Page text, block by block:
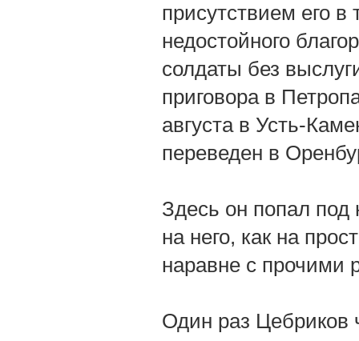
присутствием его в
недостойного
солдаты без
приговора в
августа в Усть-
переведен в
Здесь он попал под
на него, как на
наравне с прочими
Один раз Цебриков